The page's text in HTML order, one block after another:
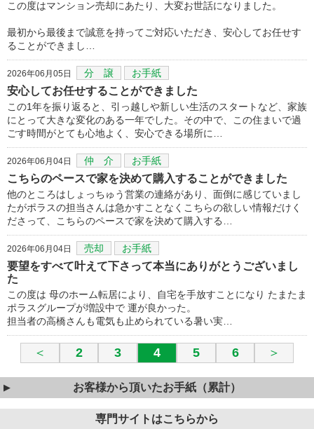
この度はマンション売却にあたり、大変お世話になりました。
最初から最後まで誠意を持ってご対応いただき、安心してお任せす
ることができまし…
2026年06月05日 分 譲 お手紙
安心してお任せすることができました
この1年を振り返ると、引っ越しや新しい生活のスタートなど、家族
にとって大きな変化のある一年でした。その中で、この住まいで過
ごす時間がとても心地よく、安心できる場所に…
2026年06月04日 仲 介 お手紙
こちらのペースで家を決めて購入することができました
他のところはしょっちゅう営業の連絡があり、面倒に感じていまし
たがポラスの担当さんは急かすことなくこちらの欲しい情報だけく
ださって、こちらのペースで家を決めて購入する…
2026年06月04日 売却 お手紙
要望をすべて叶えて下さって本当にありがとうございまし
た
この度は 母のホーム転居により、自宅を手放すことになり たまたま
ポラスグループが増設中で 運が良かった。
担当者の高橋さんも電気も止められている暑い実…
＜ 2 3 4 5 6 ＞
お客様から頂いたお手紙（累計）
専門サイトはこちらから